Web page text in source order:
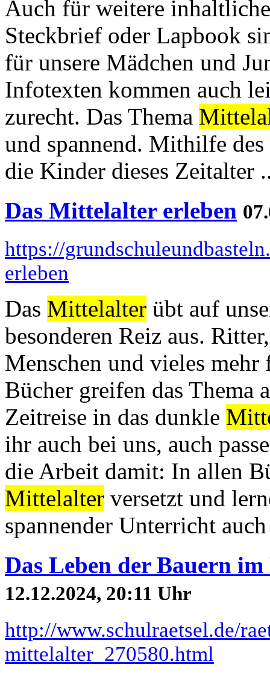
Auch für weitere
Steckbrief oder Lapbook
für unsere Mädchen und
Infotexten kommen auch
zurecht. Das Thema
und spannend. Mithilfe
die Kinder dieses Zeitalter
Das Mittelalter erleben
https://
erleben
Das Mittelalter übt auf
besonderen Reiz aus.
Menschen und vieles
Bücher greifen das Thema
Zeitreise in das dunkle
ihr auch bei uns, auch
die Arbeit damit: In allen
Mittelalter versetzt und
spannender Unterricht
Das Leben der Bauern
12.12.2024, 20:11 Uhr
http://www.schulraetsel.de/
mittelalter_270580.html